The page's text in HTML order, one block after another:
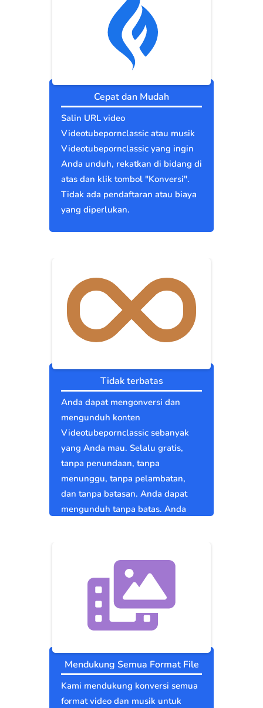
Cepat dan Mudah
Salin URL video
Videotubepornclassic atau musik
Videotubepornclassic yang ingin
Anda unduh, rekatkan di bidang di
atas dan klik tombol "Konversi".
Tidak ada pendaftaran atau biaya
yang diperlukan.
Tidak terbatas
Anda dapat mengonversi dan
mengunduh konten
Videotubepornclassic sebanyak
yang Anda mau. Selalu gratis,
tanpa penundaan, tanpa
menunggu, tanpa pelambatan,
dan tanpa batasan. Anda dapat
mengunduh tanpa batas. Anda
Mendukung Semua Format File
Kami mendukung konversi semua
format video dan musik untuk